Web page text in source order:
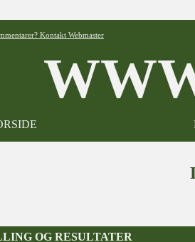
Kontakt Webmaster
OG RESULTATER